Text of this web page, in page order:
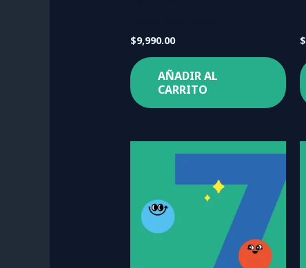
$9,990.00
AÑADIR AL
CARRITO
$